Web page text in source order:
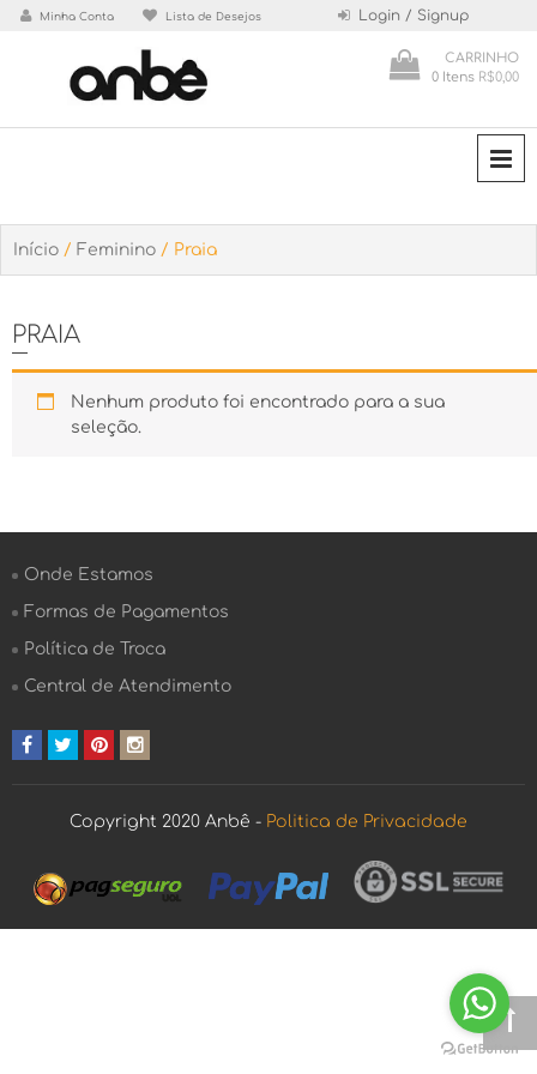
Skip
content
Minha Conta Lista de Desejos Login / Signup
CARRINHO
0 Itens R$0,00
Início / Feminino / Praia
PRAIA
Nenhum produto foi encontrado para a sua
seleção.
Onde Estamos
Formas de Pagamentos
Política de Troca
Central de Atendimento
Copyright 2020 Anbê - Politica de Privacidade